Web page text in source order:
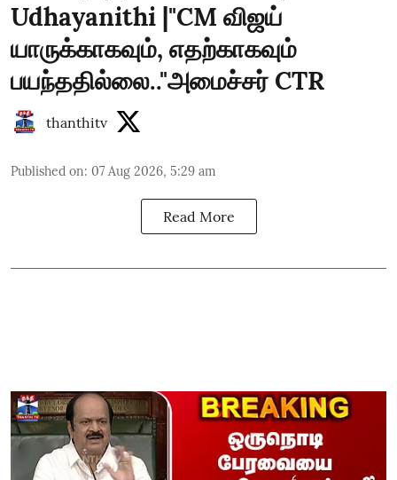
Udhayanithi |"CM விஜய்
யாருக்காகவும், எதற்காகவும்
பயந்ததில்லை.."அமைச்சர் CTR
thanthitv
Published on: 07 Aug 2026, 5:29 am
Read More